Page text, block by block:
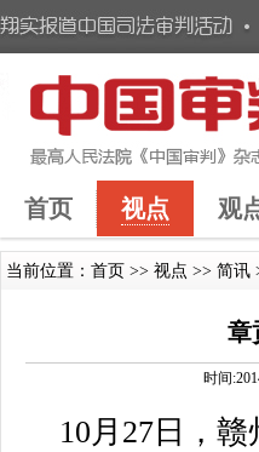
首页 视点 观
当前位置： 首页 >> 视点 >> 简讯
章
时间
10月27日，